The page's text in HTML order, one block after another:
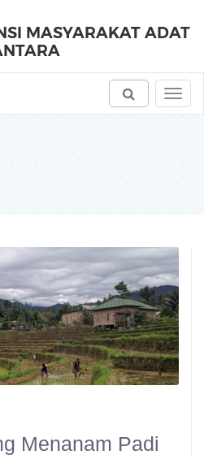
MASYARAKAT ADAT
Menanam Padi